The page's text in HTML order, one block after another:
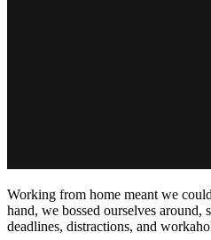
Working from home meant we
hand, we bossed ourselves
deadlines, distractions, and